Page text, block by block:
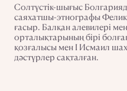
Солтүстік-шығыс
саяхатшы-этнографы
ғасыр. Балқан алевилері
орталықтарының бірі
қозғалысы мен І Исмаил
дәстүрлер сақталған.